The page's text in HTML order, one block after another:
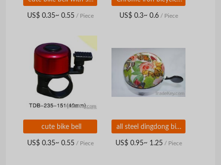
US$ 0.35~ 0.55/ Piece US$ 0.3~ 0.6/ Piece
cute bike bell
US$ 0.35~ 0.55/ Piece
all steel dingdong bicycle bell
US$ 0.95~ 1.25/ Piece